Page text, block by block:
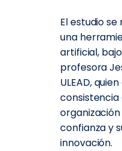
El estudio
una
artificial,
profesora
ULEAD,
consistencia
organización
confianza y
innovación.